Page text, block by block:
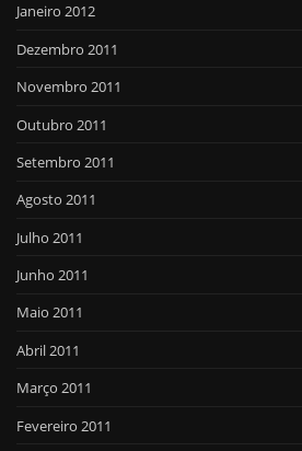
Janeiro 2012
Dezembro 2011
Novembro 2011
Outubro 2011
Setembro 2011
Agosto 2011
Julho 2011
Junho 2011
Maio 2011
Abril 2011
Março 2011
Fevereiro 2011